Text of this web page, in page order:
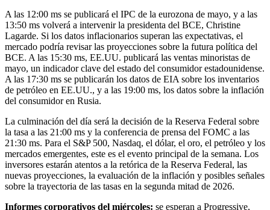
A las 12:00 ms se publicará el IPC de la eurozona de mayo, y a las
13:50 ms volverá a intervenir la presidenta del BCE, Christine
Lagarde. Si los datos inflacionarios superan las expectativas, el
mercado podría revisar las proyecciones sobre la futura política del
BCE. A las 15:30 ms, EE.UU. publicará las ventas minoristas de
mayo, un indicador clave del estado del consumidor estadounidense.
A las 17:30 ms se publicarán los datos de EIA sobre los inventarios
de petróleo en EE.UU., y a las 19:00 ms, los datos sobre la inflación
del consumidor en Rusia.
La culminación del día será la decisión de la Reserva Federal sobre
la tasa a las 21:00 ms y la conferencia de prensa del FOMC a las
21:30 ms. Para el S&P 500, Nasdaq, el dólar, el oro, el petróleo y los
mercados emergentes, este es el evento principal de la semana. Los
inversores estarán atentos a la retórica de la Reserva Federal, las
nuevas proyecciones, la evaluación de la inflación y posibles señales
sobre la trayectoria de las tasas en la segunda mitad de 2026.
Informes corporativos del miércoles: se esperan a Progressive,